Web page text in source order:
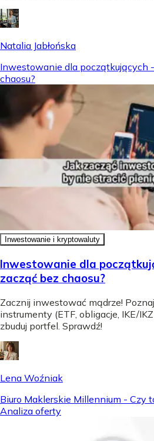
Natalia Jabłońska
Inwestowanie dla początkujących
chaosu?
Inwestowanie i kryptowaluty
Inwestowanie dla
zacząć bez chaosu?
Zacznij inwestować mądrze!
instrumenty (ETF, obligacje, IKE/
zbuduj portfel. Sprawdź!
Lena Woźniak
Biuro Maklerskie Millennium - Czy
Analiza oferty